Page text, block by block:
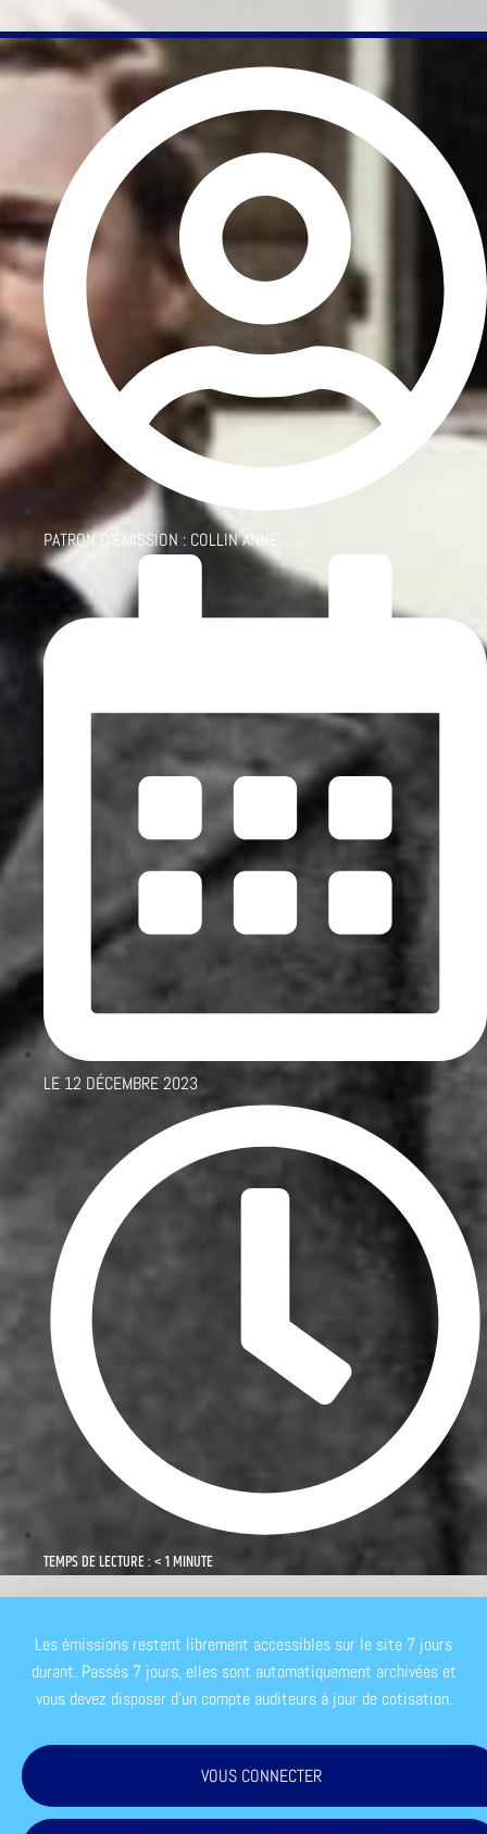
PATRON D'ÉMISSION : COLLIN ANNE
LE 12 DÉCEMBRE 2023
TEMPS DE LECTURE : < 1 MINUTE
Les émissions restent librement accessibles sur le site 7 jours
durant. Passés 7 jours, elles sont automatiquement archivées et
vous devez disposer d'un compte auditeurs à jour de cotisation.
VOUS CONNECTER